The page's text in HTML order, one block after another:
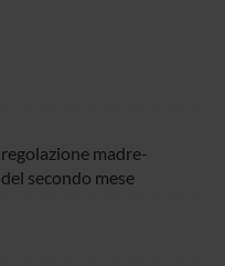
madre-
secondo mese